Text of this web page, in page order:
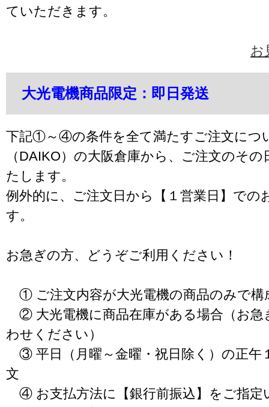
ていただきます。
お
大光電機商品限定：即日発送
下記①～④の条件を全て満たすご注文につ
（DAIKO）の大阪倉庫から、ご注文のそ
たします。
例外的に、ご注文日から【１営業日】での
す。
お急ぎの方、どうぞご利用ください！
① ご注文内容が大光電機の商品のみで構
② 大光電機に商品在庫がある場合（お急
わせください）
③ 平日（月曜～金曜・祝日除く）の正午
文
④ お支払方法に【銀行前振込】をご指定